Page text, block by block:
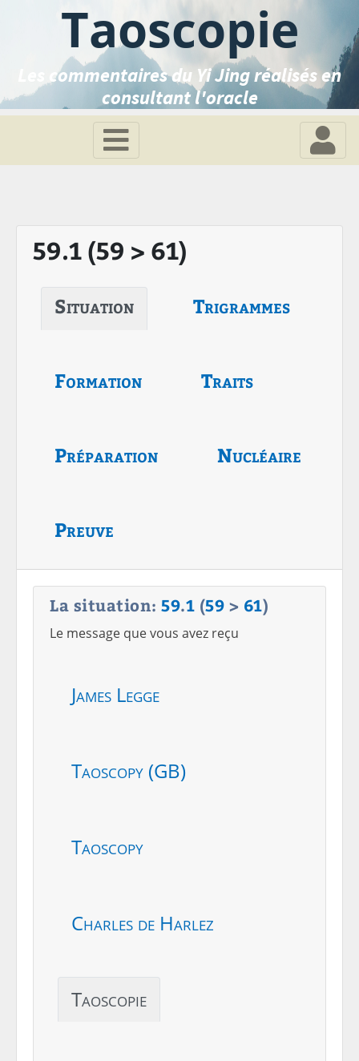
Taoscopie
Les commentaires du Yi Jing réalisés en
consultant l'oracle
59.1 (59 > 61)
Situation Trigrammes
Formation Traits
Préparation Nucléaire
Preuve
La situation: 59.1 (59 > 61)
Le message que vous avez reçu
James Legge
Taoscopy (GB)
Taoscopy
Charles de Harlez
Taoscopie